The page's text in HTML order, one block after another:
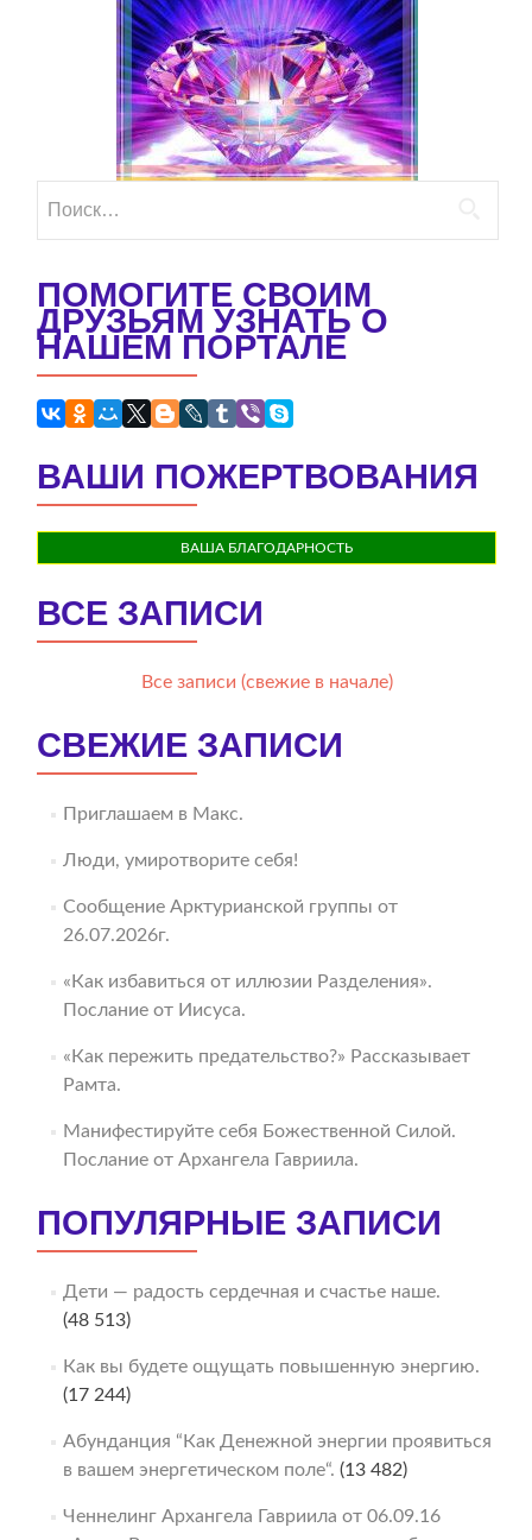
ПОМОГИТЕ СВОИМ
ДРУЗЬЯМ УЗНАТЬ О
НАШЕМ ПОРТАЛЕ
ВАШИ ПОЖЕРТВОВАНИЯ
ВАША БЛАГОДАРНОСТЬ
ВСЕ ЗАПИСИ
Все записи (свежие в начале)
СВЕЖИЕ ЗАПИСИ
Приглашаем в Макс.
Люди, умиротворите себя!
Сообщение Арктурианской группы от
26.07.2026г.
«Как избавиться от иллюзии Разделения».
Послание от Иисуса.
«Как пережить предательство?» Рассказывает
Рамта.
Манифестируйте себя Божественной Силой.
Послание от Архангела Гавриила.
ПОПУЛЯРНЫЕ ЗАПИСИ
Дети — радость сердечная и счастье наше.
(48 513)
Как вы будете ощущать повышенную энергию.
(17 244)
Абунданция “Как Денежной энергии проявиться
в вашем энергетическом поле“. (13 482)
Ченнелинг Архангела Гавриила от 06.09.16